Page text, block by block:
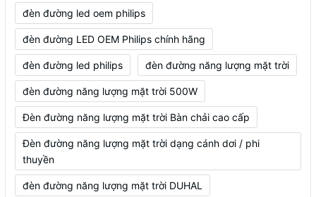
đèn đường led oem philips
đèn đường LED OEM Philips chính hãng
đèn đường led philips đèn đường năng lượng mặt trời
đèn đường năng lượng mặt trời 500W
Đèn đường năng lượng mặt trời Bàn chải cao cấp
Đèn đường năng lượng mặt trời dạng cánh dơi / phi
thuyền
đèn đường năng lượng mặt trời DUHAL